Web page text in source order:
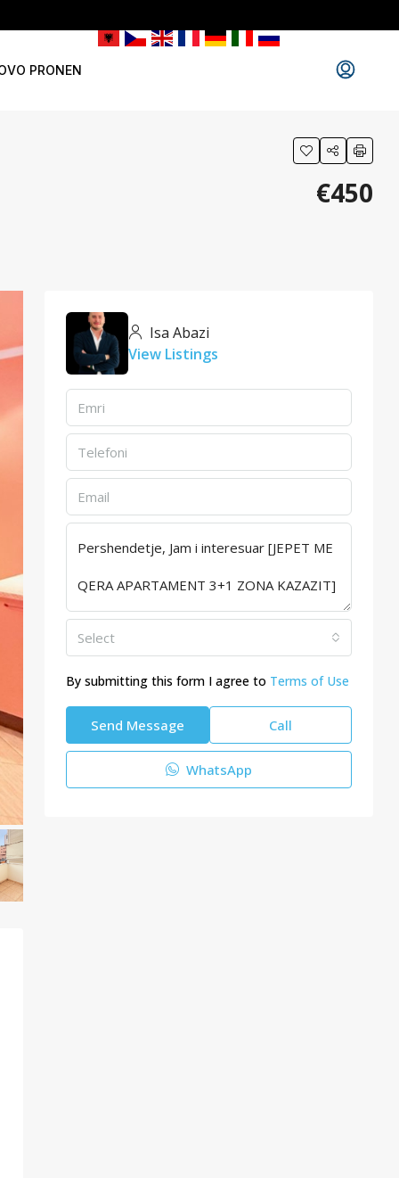
PRONEN
€450
Isa Abazi
View Listings
Select
By submitting this form I agree to Terms of Use
Send Message Call
WhatsApp